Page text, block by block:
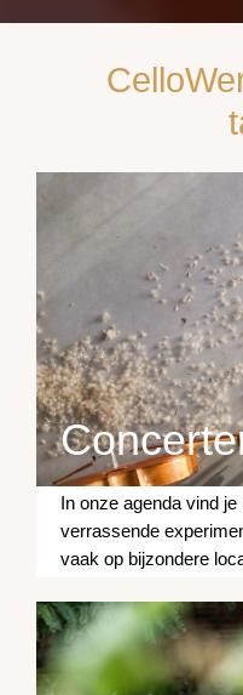
In onze agenda vind je
verrassende
vaak op bijzondere